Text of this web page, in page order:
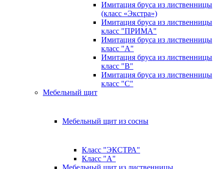
Имитация бруса из лиственницы
(класс «Экстра»)
Имитация бруса из лиственницы
класс "ПРИМА"
Имитация бруса из лиственницы
класс "А"
Имитация бруса из лиственницы
класс "B"
Имитация бруса из лиственницы
класс "C"
Мебельный щит
Мебельный щит из сосны
Класс "ЭКСТРА"
Класс "А"
Мебельный щит из лиственницы